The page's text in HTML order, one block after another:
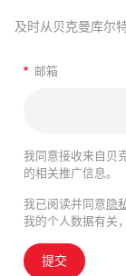
及时从贝克曼库尔
* 邮箱
我同意接收来自贝
的相关推广信息。
我已阅读并同意 隐
我的个人数据有关
提交